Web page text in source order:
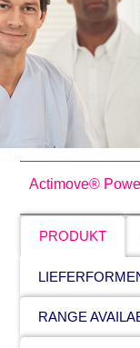
Actimove®
PRODUKT
RANGE